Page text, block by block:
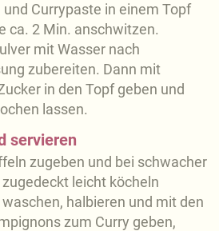
Currypaste in einem Topf
ca. 2 Min. anschwitzen.
mit Wasser nach
zubereiten. Dann mit
in den Topf geben und
lassen.
servieren
zugeben und bei schwacher
leicht köcheln
halbieren und mit den
zum Curry geben,